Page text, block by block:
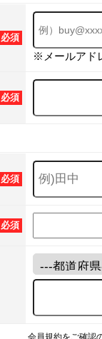
必須
※メールアド
必須
必須
必須
会員規約をご確認